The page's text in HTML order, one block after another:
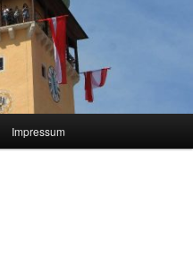
Impressum